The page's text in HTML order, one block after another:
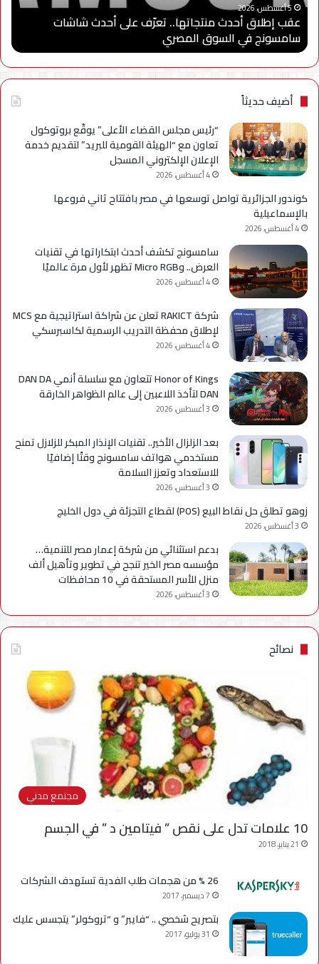
شاشات
سامسونج
في
السوق
المصري
5 أغسطس، 2026
عقب إطلاق أحدث منتجاتها.. تعرّف على أحدث شاشات
سامسونج في السوق المصري
مع
أضيف حديثاً
“رئيس مجلس القضاء الأعلى” يوقّع بروتوكول
تعاون مع “الهيئة القومية للبريد” لتقديم خدمة
الإعلان الإلكتروني المسجل
4 أغسطس، 2026
كوندور الجزائرية تواصل توسعها في مصر بافتتاح ثاني فروعها
بالإسماعيلية
4 أغسطس، 2026
سامسونج تكشف أحدث ابتكاراتها في تقنيات
العرض.. وMicro RGB تظهر لأول مرة عالميًا
4 أغسطس، 2026
شركة RAKICT تعلن عن شراكة استراتيجية مع MCS
لإطلاق محفظة التدريب الرسمية لكاسبرسكي
4 أغسطس، 2026
Honor of Kings تتعاون مع سلسلة أنمي DAN DA
DAN لتأخذ اللاعبين إلى عالم الظواهر الخارقة
3 أغسطس، 2026
بعد الزلزال الأخير.. تقنيات الإنذار المبكر للزلازل تمنح
مستخدمي هواتف سامسونج وقتًا إضافيًا
للاستعداد وتعزز السلامة
3 أغسطس، 2026
زوهو تطلق حل نقاط البيع (POS) لقطاع التجزئة في دول الخليج
3 أغسطس، 2026
بدعم استثنائي من شركة إعمار مصر للتنمية…
مؤسسه مصر الخير تنجح في تطوير وتأهيل ألف
منزل للأسر المستحقة في 10 محافظات
3 أغسطس، 2026
نصائح
مجتمع مدني
10 علامات تدل على نقص ” فيتامين د ” في الجسم
21 يناير، 2018
26 % من هجمات طلب الفدية تستهدف الشركات
7 ديسمبر، 2017
بتصريح شخصي .. “فايبر” و “تروكولر” يتجسس عليك
31 يوليو، 2017